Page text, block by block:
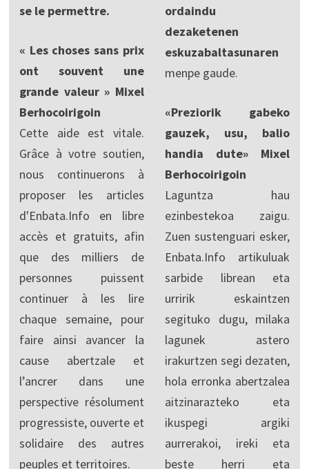
se le permettre.
« Les choses sans prix
ont souvent une
grande valeur » Mixel
Berhocoirigoin
Cette aide est vitale.
Grâce à votre soutien,
nous continuerons à
proposer les articles
d'Enbata.Info en libre
accès et gratuits, afin
que des milliers de
personnes puissent
continuer à les lire
chaque semaine, pour
faire ainsi avancer la
cause abertzale et
l’ancrer dans une
perspective résolument
progressiste, ouverte et
solidaire des autres
peuples et territoires.
ordaindu
dezaketenen
eskuzabaltasunaren
menpe gaude.
«Preziorik gabeko
gauzek, usu, balio
handia dute» Mixel
Berhocoirigoin
Laguntza hau
ezinbestekoa zaigu.
Zuen sustenguari esker,
Enbata.Info artikuluak
sarbide librean eta
urririk eskaintzen
segituko dugu, milaka
lagunek astero
irakurtzen segi dezaten,
hola erronka abertzalea
aitzinarazteko eta
ikuspegi argiki
aurrerakoi, ireki eta
beste herri eta